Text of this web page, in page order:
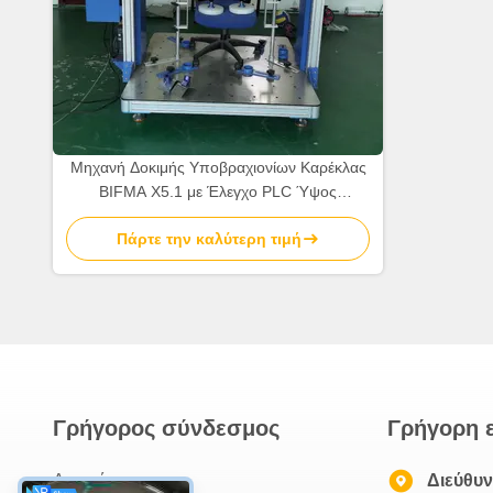
Μηχανή Δοκιμής Υποβραχιονίων Καρέκλας
BIFMA X5.1 με Έλεγχο PLC Ύψος
Υποβραχιονίου 650-780mm και Εγγύηση
18 Μηνών
Πάρτε την καλύτερη τιμή
Γρήγορος σύνδεσμος
Αρχική
Γρήγορη